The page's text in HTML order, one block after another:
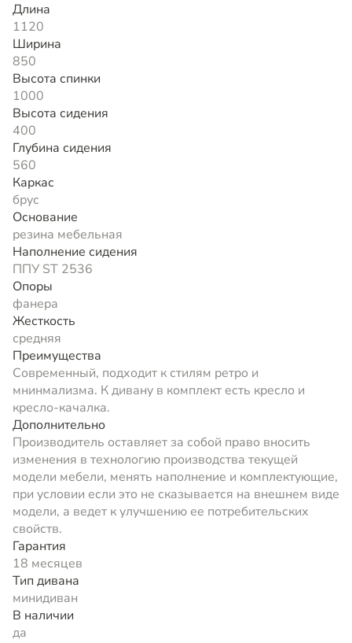
Длина
1120
Ширина
850
Высота спинки
1000
Высота сидения
400
Глубина сидения
560
Каркас
брус
Основание
резина мебельная
Наполнение сидения
ППУ ST 2536
Опоры
фанера
Жесткость
средняя
Преимущества
Современный, подходит к стилям ретро и
мнинмализма. К дивану в комплект есть кресло и
кресло-качалка.
Дополнительно
Производитель оставляет за собой право вносить
изменения в технологию производства текущей
модели мебели, менять наполнение и комплектующие,
при условии если это не сказывается на внешнем виде
модели, а ведет к улучшению ее потребительских
свойств.
Гарантия
18 месяцев
Тип дивана
минидиван
В наличии
да